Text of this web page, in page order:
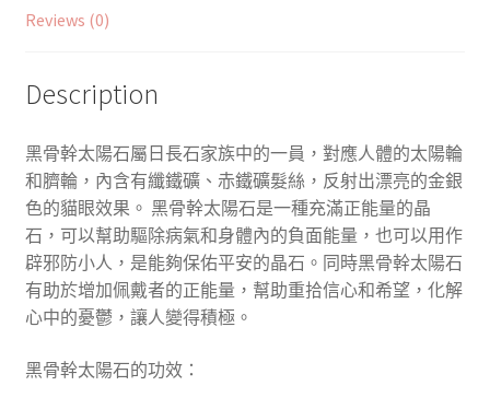
Reviews (0)
Description
黑骨幹太陽石屬日長石家族中的一員，對應人體的太陽輪
和臍輪，內含有纖鐵礦、赤鐵礦髮絲，反射出漂亮的金銀
色的貓眼效果。 黑骨幹太陽石是一種充滿正能量的晶
石，可以幫助驅除病氣和身體內的負面能量，也可以用作
辟邪防小人，是能夠保佑平安的晶石。同時黑骨幹太陽石
有助於增加佩戴者的正能量，幫助重拾信心和希望，化解
心中的憂鬱，讓人變得積極。
黑骨幹太陽石的功效：